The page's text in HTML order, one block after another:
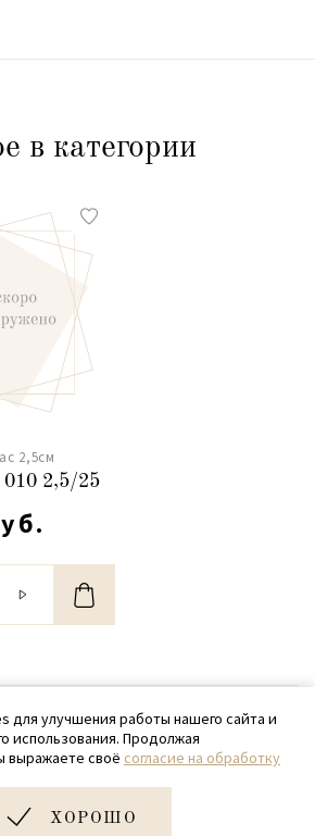
в категории
2,5см
010 2,5/25
2020 - 2026 SamPack
7 (918) 699-97-87
и разработка сайта
для улучшения работы нашего сайта и
использования. Продолжая
выражаете своё согласие на обработку
ХОРОШО